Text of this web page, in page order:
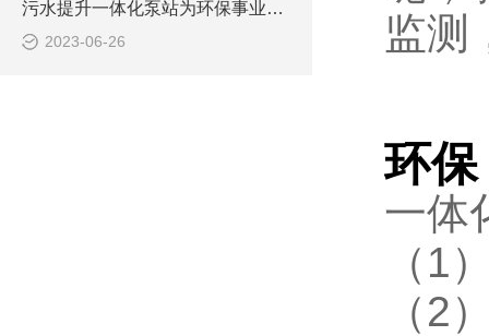
污水提升一体化泵站为环保事业做出了哪些贡献？
2023-06-26
监测
环
一体
（1
（2